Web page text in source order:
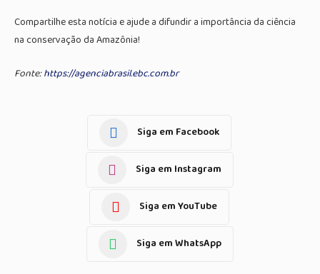
Compartilhe esta notícia e ajude a difundir a importância da ciência
na conservação da Amazônia!
Fonte:https://agenciabrasil.ebc.com.br
Siga em Facebook
Siga em Instagram
Siga em YouTube
Siga em WhatsApp